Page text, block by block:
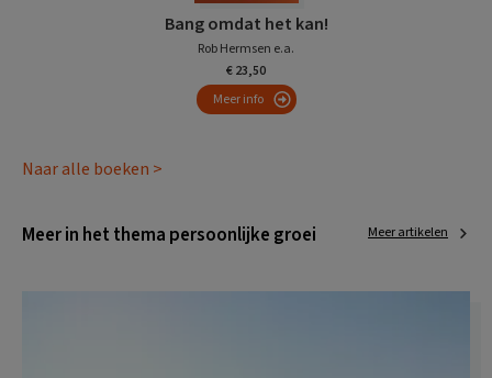
Bang omdat het kan!
Rob Hermsen e.a.
€ 23,50
Meer info
Naar alle boeken >
Meer in het thema persoonlijke groei Meer artikelen